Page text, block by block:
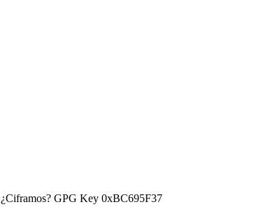
GPG Key 0xBC695F37